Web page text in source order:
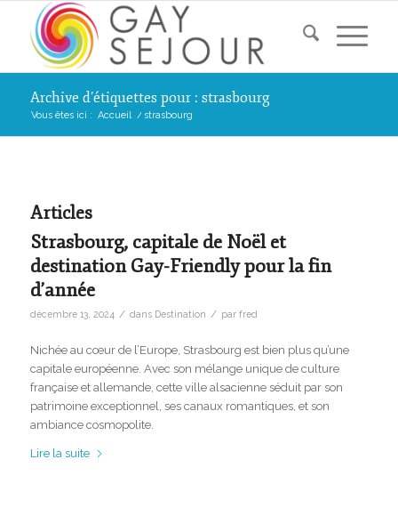
Archive d’étiquettes pour : strasbourg
Vous êtes ici : Accueil / strasbourg
Articles
Strasbourg, capitale de Noël et
destination Gay-Friendly pour la fin
d’année
décembre 13, 2024 / dans Destination / par fred
Nichée au cœur de l’Europe, Strasbourg est bien plus qu’une
capitale européenne. Avec son mélange unique de culture
française et allemande, cette ville alsacienne séduit par son
patrimoine exceptionnel, ses canaux romantiques, et son
ambiance cosmopolite.
Lire la suite